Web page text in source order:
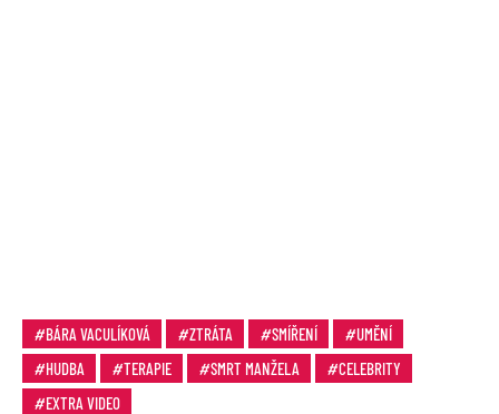
BÁRA VACULÍKOVÁ ZTRÁTA SMÍŘENÍ
UMĚNÍ
HUDBA
TERAPIE SMRT MANŽELA
CELEBRITY
EXTRA VIDEO